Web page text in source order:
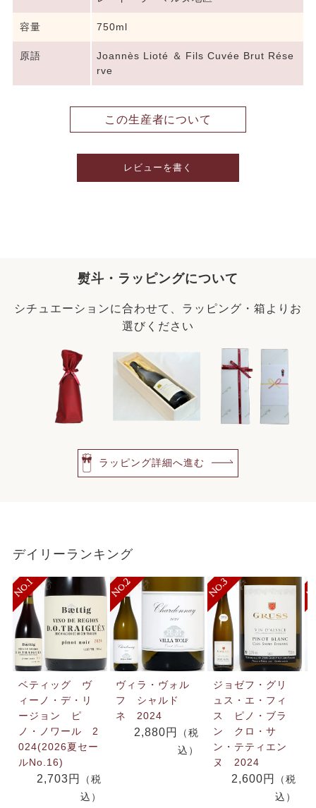
容量 750ml
原語
Joannès Lioté ＆ Fils Cuvée Brut Rése
rve
この生産者について
レビューを書く
熨斗・ラッピングについて
シチュエーションに合わせて、ラッピング・箱よりお
選びください
ラッピング詳細へ進む
デイリーランキング
ベティッグ ヴ
ィーノ・デ・リ
ージョン ピ
ノ・ノワール 2
024(2026夏セー
ルNo.16)
2,703円
（税
込）
ヴィラ・ヴォル
フ シャルド
ネ 2024
2,880円
（税
込）
ジョゼフ・グリ
ュス・エ・フィ
ス ピノ・ブラ
ン クロ・サ
ン・テティエン
ヌ 2024
2,600円
（税
込）